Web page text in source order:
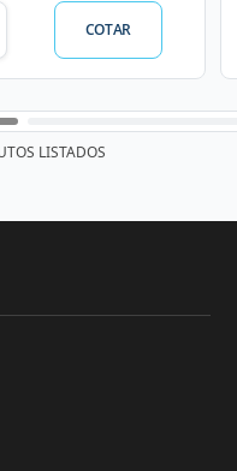
COTAR
LISTADOS